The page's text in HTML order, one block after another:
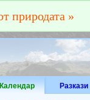
природата »
Календар Разкази